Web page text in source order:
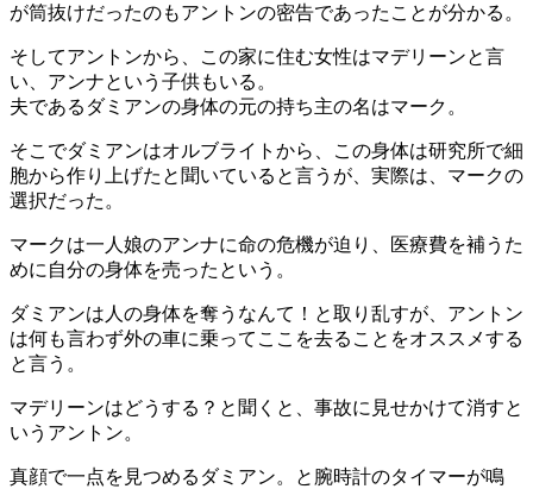
が筒抜けだったのもアントンの密告であったことが分かる。
そしてアントンから、この家に住む女性はマデリーンと言
い、アンナという子供もいる。
夫であるダミアンの身体の元の持ち主の名はマーク。
そこでダミアンはオルブライトから、この身体は研究所で細
胞から作り上げたと聞いていると言うが、実際は、マークの
選択だった。
マークは一人娘のアンナに命の危機が迫り、医療費を補うた
めに自分の身体を売ったという。
ダミアンは人の身体を奪うなんて！と取り乱すが、アントン
は何も言わず外の車に乗ってここを去ることをオススメする
と言う。
マデリーンはどうする？と聞くと、事故に見せかけて消すと
いうアントン。
真顔で一点を見つめるダミアン。と腕時計のタイマーが鳴